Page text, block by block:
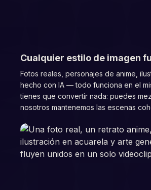
Cualquier estilo de imagen
Fotos reales, personajes de anime,
hecho con IA — todo funciona en el
tienes que convertir nada: puedes
nosotros mantenemos las escenas